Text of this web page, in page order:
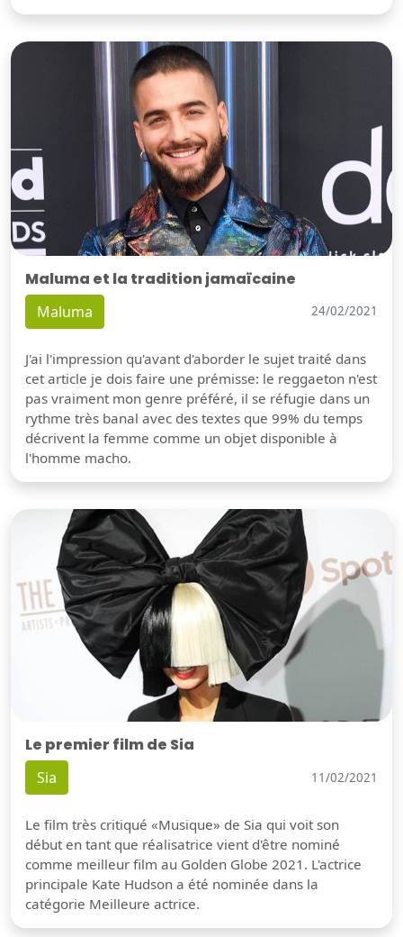
Maluma et la tradition jamaïcaine
Maluma 24/02/2021
J'ai l'impression qu'avant d'aborder le sujet traité dans
cet article je dois faire une prémisse: le reggaeton n'est
pas vraiment mon genre préféré, il se réfugie dans un
rythme très banal avec des textes que 99% du temps
décrivent la femme comme un objet disponible à
l'homme macho.
Le premier film de Sia
Sia 11/02/2021
Le film très critiqué «Musique» de Sia qui voit son
début en tant que réalisatrice vient d'être nominé
comme meilleur film au Golden Globe 2021. L'actrice
principale Kate Hudson a été nominée dans la
catégorie Meilleure actrice.